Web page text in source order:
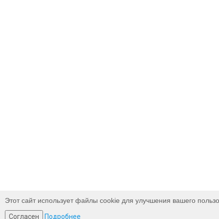
Этот сайт использует файлы cookie для улучшения вашего
Согласен Подробнее